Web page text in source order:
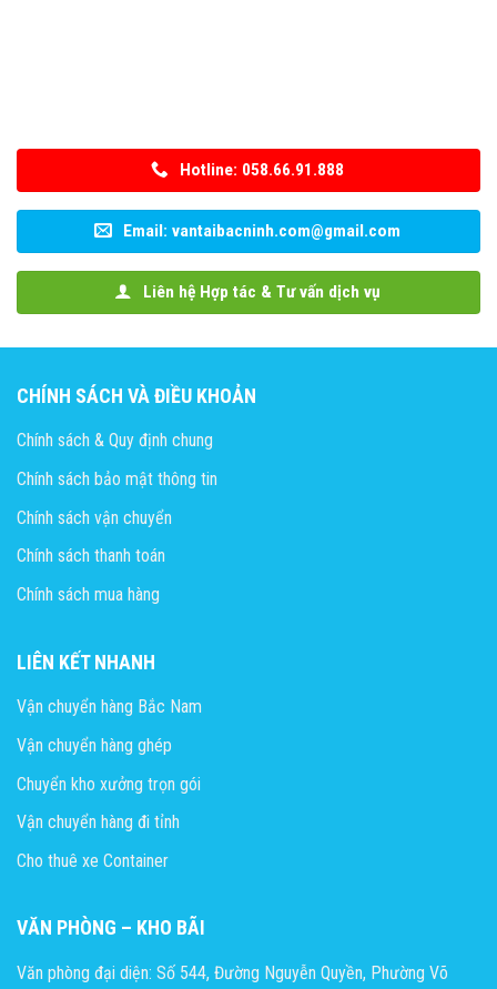
Hotline: 058.66.91.888
Email: vantaibacninh.com@gmail.com
Liên hệ Hợp tác & Tư vấn dịch vụ
CHÍNH SÁCH VÀ ĐIỀU KHOẢN
Chính sách & Quy định chung
Chính sách bảo mật thông tin
Chính sách vận chuyển
Chính sách thanh toán
Chính sách mua hàng
LIÊN KẾT NHANH
Vận chuyển hàng Bắc Nam
Vận chuyển hàng ghép
Chuyển kho xưởng trọn gói
Vận chuyển hàng đi tỉnh
Cho thuê xe Container
VĂN PHÒNG – KHO BÃI
Văn phòng đại diện: Số 544, Đường Nguyễn Quyền, Phường Võ